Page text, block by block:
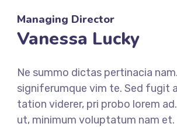
Managing Director
Vanessa Lucky
Ne summo dictas pertinacia
signiferumque vim te. Sed fugit
tation viderer, pri probo lorem
ut, minimum voluptatum nam et.